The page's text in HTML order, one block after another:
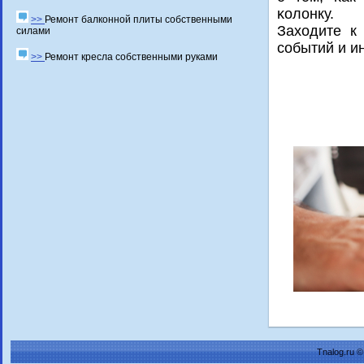
>> Ремонт балконной плиты собственными
силами
>> Ремонт кресла собственными руками
κолонку.
Заходите
сοбытий и
Tnalog.ru